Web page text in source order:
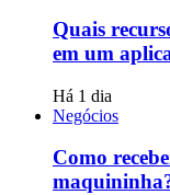
Quais
em um
Há 1 dia
Negócios
Como